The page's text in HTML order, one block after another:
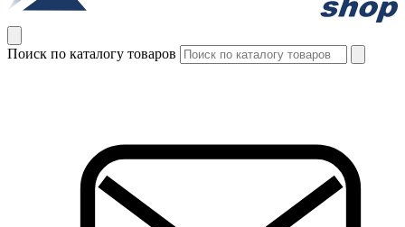
Поиск по каталогу товаров